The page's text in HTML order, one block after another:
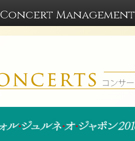
Concert Management